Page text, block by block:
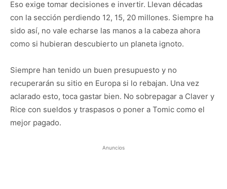
Eso exige tomar decisiones e invertir. Llevan décadas
con la sección perdiendo 12, 15, 20 millones. Siempre ha
sido así, no vale echarse las manos a la cabeza ahora
como si hubieran descubierto un planeta ignoto.
Siempre han tenido un buen presupuesto y no
recuperarán su sitio en Europa si lo rebajan. Una vez
aclarado esto, toca gastar bien. No sobrepagar a Claver y
Rice con sueldos y traspasos o poner a Tomic como el
mejor pagado.
Anuncios